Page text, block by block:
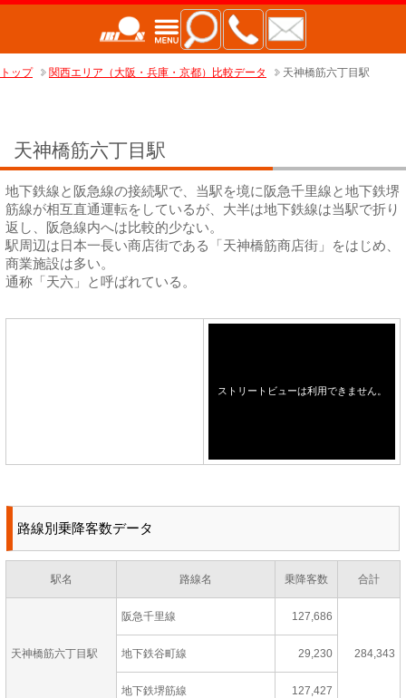
トップ 関西エリア（大阪・兵庫・京都）比較データ 天神橋筋六丁目駅
天神橋筋六丁目駅
地下鉄線と阪急線の接続駅で、当駅を境に阪急千里線と地下鉄堺
筋線が相互直通運転をしているが、大半は地下鉄線は当駅で折り
返し、阪急線内へは比較的少ない。
駅周辺は日本一長い商店街である「天神橋筋商店街」をはじめ、
商業施設は多い。
通称「天六」と呼ばれている。
路線別乗降客数データ
駅名 路線名 乗降客数 合計
天神橋筋六丁目駅
阪急千里線 127,686
284,343
地下鉄谷町線 29,230
地下鉄堺筋線 127,427